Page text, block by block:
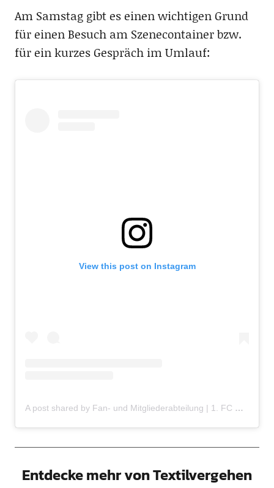
Am Samstag gibt es einen wichtigen Grund
für einen Besuch am Szenecontainer bzw.
für ein kurzes Gespräch im Umlauf:
View this post on Instagram
A post shared by Fan- und Mitgliederabteilung | 1. FC Union Berlin e.V. (@fcu_fuma)
Entdecke mehr von Textilvergehen